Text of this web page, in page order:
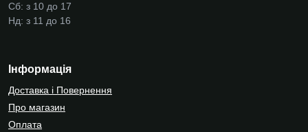
Сб: з 10 до 17
Нд: з 11 до 16
Інформація
Доставка і Повернення
Про магазин
Оплата